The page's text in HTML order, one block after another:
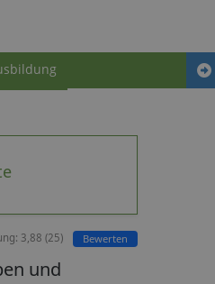
3,88 (25) Bewerten
und